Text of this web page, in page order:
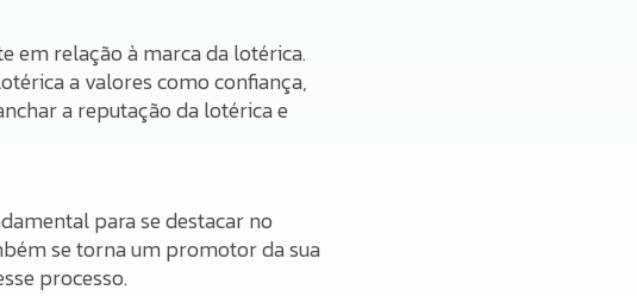
em relação à marca da lotérica.
a valores como confiança,
a reputação da lotérica e
para se destacar no
se torna um promotor da sua
processo.